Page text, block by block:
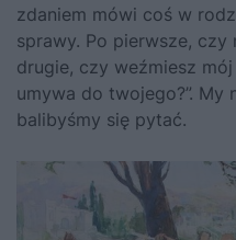
zdaniem mówi coś w
sprawy. Po pierwsze,
drugie, czy weźmiesz
umywa do twojego?”. My
balibyśmy się pytać.